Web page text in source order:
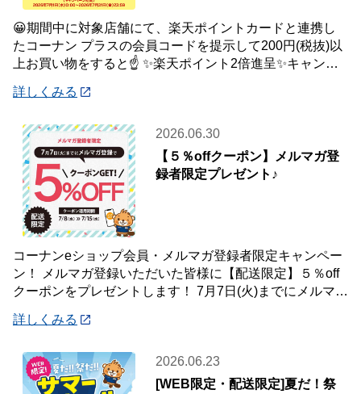
😀期間中に対象店舗にて、楽天ポイントカードと連携し
たコーナン プラスの会員コードを提示して200円(税抜)以
上お買い物をすると☝️ ✨楽天ポイント2倍進呈✨キャンペ
詳しくみる
2026.06.30
【５％offクーポン】メルマガ登
録者限定プレゼント♪
コーナンeショップ会員・メルマガ登録者限定キャンペー
ン！ メルマガ登録いただいた皆様に【配送限定】５％off
クーポンをプレゼントします！ 7月7日(火)までにメルマガ
詳しくみる
2026.06.23
[WEB限定・配送限定]夏だ！祭